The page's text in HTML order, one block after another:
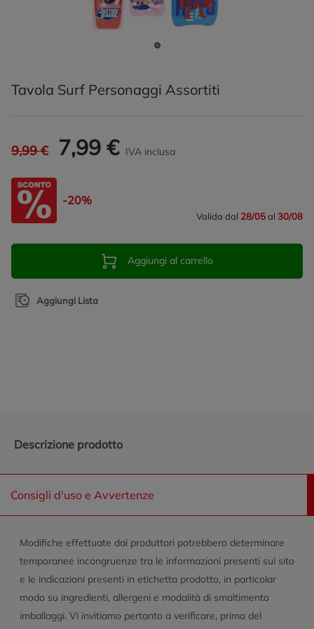
Tavola Surf Personaggi Assortiti
9,99 € 7,99 € IVA inclusa
-20%
Valida dal 28/05al 30/08
Aggiungi al carrello
Aggiungi Lista
Descrizione prodotto
Consigli d'uso e Avvertenze
Modifiche effettuate dai produttori potrebbero determinare
temporanee incongruenze tra le informazioni presenti sul sito
e le indicazioni presenti in etichetta prodotto, in particolar
modo su ingredienti, allergeni e modalità di smaltimento
imballaggi. Vi invitiamo pertanto a verificare, prima del